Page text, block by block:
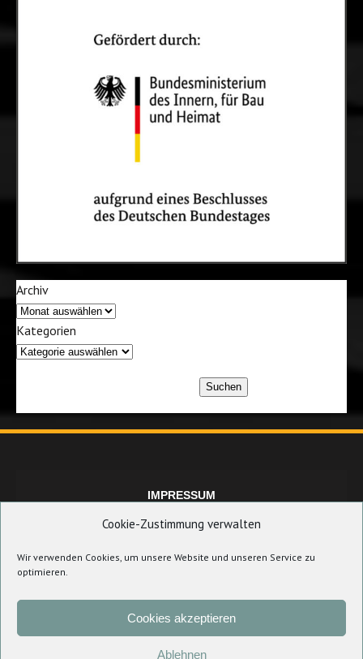
Cookie-Zustimmung verwalten
Wir verwenden Cookies, um unsere Website und unseren Service zu
optimieren.
Cookies akzeptieren
Ablehnen
Archiv
Kategorien
Suchen
IMPRESSUM
DATENSCHUTZERKLÄRUNG
COOKIE-RICHTLINIE (EU)